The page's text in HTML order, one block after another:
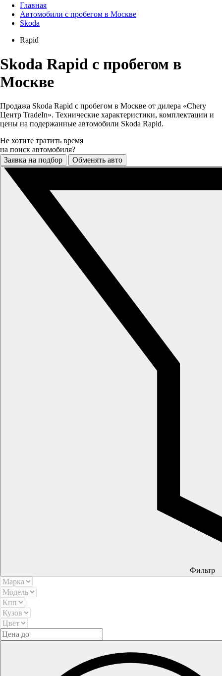
Главная
Автомобили с пробегом в Москве
Skoda
Rapid
Skoda Rapid с пробегом в
Москве
Продажа Skoda Rapid с пробегом в Москве от дилера «Chery
Центр TradeIn». Технические характеристики, комплектации и
цены на подержанные автомобили Skoda Rapid.
Не хотите тратить время
на поиск автомобиля?
Заявка на подбор
Обменять авто
Фильтр